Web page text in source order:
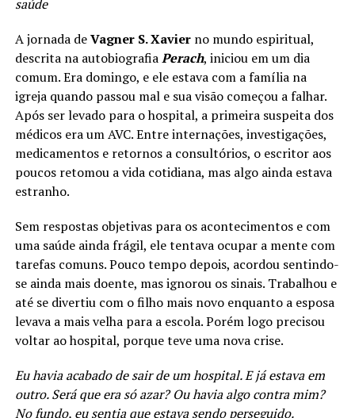
saúde
A jornada deVagner S. Xavierno mundo espiritual,
descrita na autobiografiaPerach, iniciou em um dia
comum. Era domingo, e ele estava com a família na
igreja quando passou mal e sua visão começou a falhar.
Após ser levado para o hospital, a primeira suspeita dos
médicos era um AVC. Entre internações, investigações,
medicamentos e retornos a consultórios, o escritor aos
poucos retomou a vida cotidiana, mas algo ainda estava
estranho.
Sem respostas objetivas para os acontecimentos e com
uma saúde ainda frágil, ele tentava ocupar a mente com
tarefas comuns. Pouco tempo depois, acordou sentindo-
se ainda mais doente, mas ignorou os sinais. Trabalhou e
até se divertiu com o filho mais novo enquanto a esposa
levava a mais velha para a escola. Porém logo precisou
voltar ao hospital, porque teve uma nova crise.
Eu havia acabado de sair de um hospital. E já estava em
outro. Será que era só azar? Ou havia algo contra mim?
No fundo, eu sentia que estava sendo perseguido.